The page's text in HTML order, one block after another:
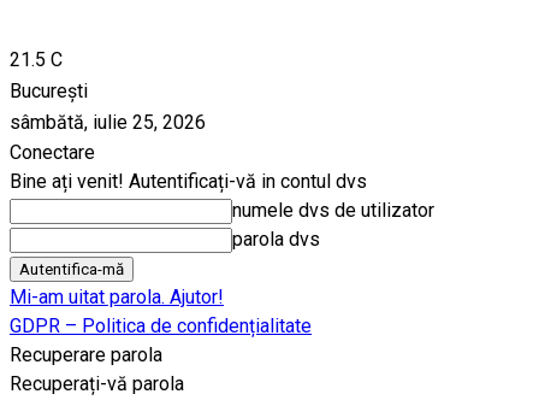
21.5 C
București
sâmbătă, iulie 25, 2026
Conectare
Bine ați venit! Autentificați-vă in contul dvs
numele dvs de utilizator
parola dvs
Mi-am uitat parola. Ajutor!
GDPR – Politica de confidențialitate
Recuperare parola
Recuperați-vă parola